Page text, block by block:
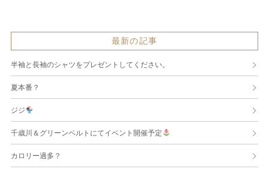
最新の記事
半袖と長袖のシャツをプレゼントしてください。
夏本番？
ジジ
千歳川＆グリーンベルトにてイベント開催予定
カロリー過多？